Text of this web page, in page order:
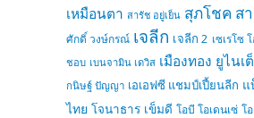
เหมือนตา สารัช อยู่เย็น สุภโชค ส
ศักดิ์ วงษ์กรณ์ เจลีก เจลีก 2 เซเรโซ
ชอบ เบนจามิน เดวิส เมืองทอง ยูไนเ
กนิษฐ์ ปัญญา เอเอฟซี แชมป์เปี้ยนลีก แ
ไทย โจนาธาร เข็มดี โอบี โอเดนเซ่ โ